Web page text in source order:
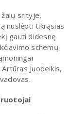
žalų srityje,
nuslėpti tikrąsias
gauti didesnę
schemų
Juodeikis,